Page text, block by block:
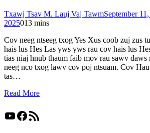
Txawj Tsav M. Lauj Vaj TawmSeptember
2025013 mins
Cov neeg ntseeg txog Yes Xus coob zuj zus
hais lus Hes Las yws yws rau cov hais lus
tias niaj hnub thaum faib mov rau sawv daws
neeg nco txog lawv cov poj ntsuam. Cov
tas…
Read More
YouTube
Facebook
RSS Feed